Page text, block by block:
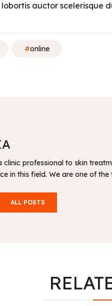
auctor scelerisque
online
clinic professional to skin
in this field. We are one of
ALL POSTS